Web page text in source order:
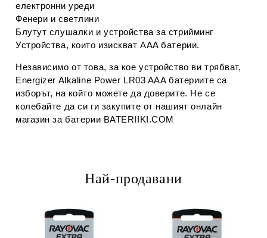
електронни уреди
Фенери и светлини
Блутут слушалки и устройства за стрийминг
Устройства, които изискват AAA батерии.
Независимо от това, за кое устройство ви трябват,
Energizer Alkaline Power LR03 AAA батериите са
изборът, на който можете да доверите. Не се
колебайте да си ги закупите от нашият онлайн
магазин за батерии BATERIIKI.COM
Най-продавани